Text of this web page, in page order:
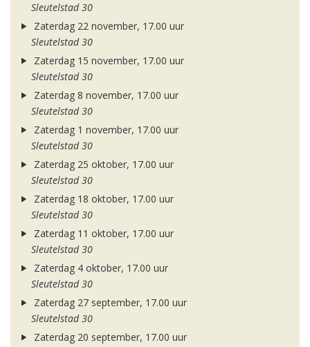
Sleutelstad 30
Zaterdag 22 november, 17.00 uur
Sleutelstad 30
Zaterdag 15 november, 17.00 uur
Sleutelstad 30
Zaterdag 8 november, 17.00 uur
Sleutelstad 30
Zaterdag 1 november, 17.00 uur
Sleutelstad 30
Zaterdag 25 oktober, 17.00 uur
Sleutelstad 30
Zaterdag 18 oktober, 17.00 uur
Sleutelstad 30
Zaterdag 11 oktober, 17.00 uur
Sleutelstad 30
Zaterdag 4 oktober, 17.00 uur
Sleutelstad 30
Zaterdag 27 september, 17.00 uur
Sleutelstad 30
Zaterdag 20 september, 17.00 uur